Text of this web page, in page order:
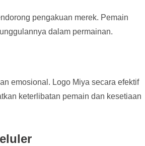
pengakuan merek. Pemain
dalam permainan.
emosional. Logo Miya secara efektif
keterlibatan pemain dan kesetiaan